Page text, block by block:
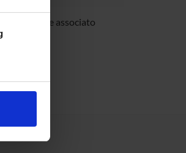
o
Professore associato